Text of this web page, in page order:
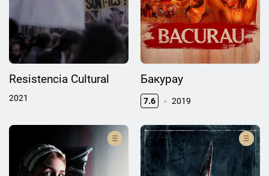
Resistencia Cultural
2021
Бакурау
7.6 2019